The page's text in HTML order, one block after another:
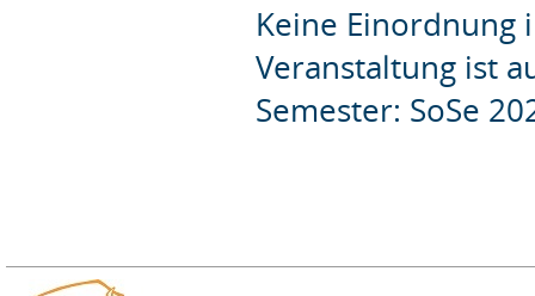
Keine Einordnung
Veranstaltung ist
Semester: SoSe